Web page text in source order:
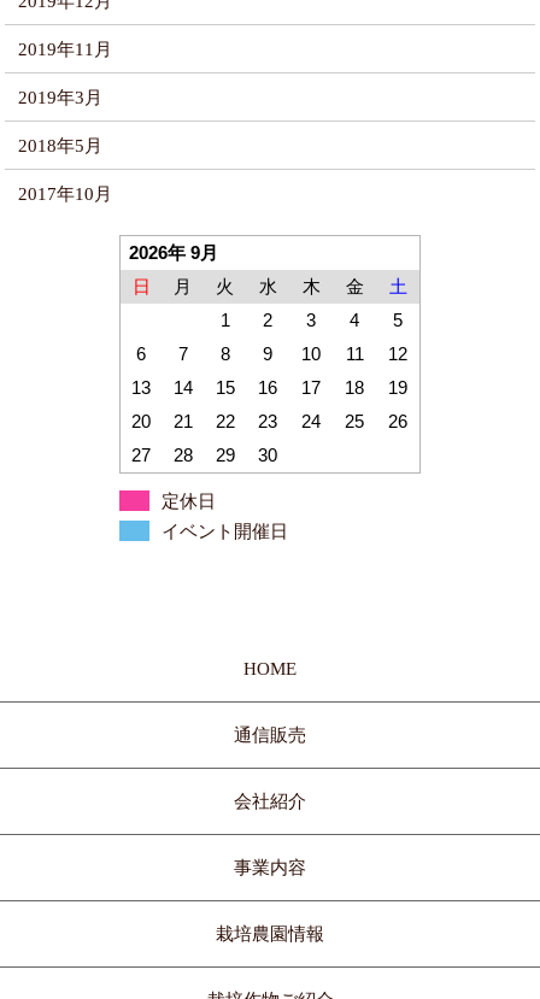
2019年11月
2019年3月
2018年5月
2017年10月
2026年 9月
日
月 火 水 木 金
土
1
2 3 4
5
6
7 8 9 10 11
12
13
14 15 16 17 18
19
20
21 22 23 24 25
26
27
28 29 30
定休日
イベント開催日
HOME
通信販売
会社紹介
事業内容
栽培農園情報